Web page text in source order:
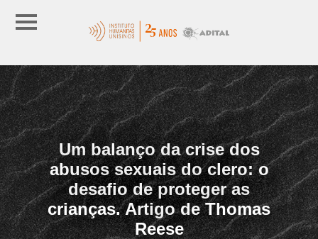
Um balanço da crise dos
abusos sexuais do clero: o
desafio de proteger as
crianças. Artigo de Thomas
Reese